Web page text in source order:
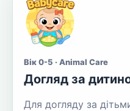
Вік 0-5 · Animal Care
Догляд за
Для догляду за